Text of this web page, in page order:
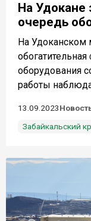
На Удокане
очередь
На Удоканском
оборудования
работы
13.09.2023
Забайкальский